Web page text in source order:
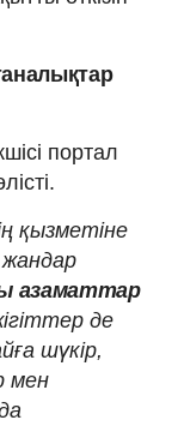
портал
қызметіне
азаматтар
де
шүкір,
мен